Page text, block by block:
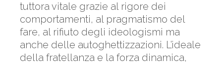
tuttora vitale grazie al rigore dei
comportamenti, al pragmatismo del
fare, al rifiuto degli ideologismi ma
anche delle autoghettizzazioni. L’ideale
della fratellanza e la forza dinamica,